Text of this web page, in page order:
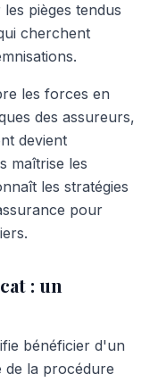
pièges tendus
cherchent
les forces en
des assureurs,
devient
maîtrise les
les stratégies
pour
: un
bénéficier d'un
de la procédure